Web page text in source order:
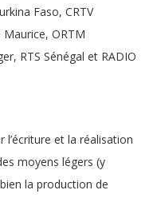
Faso, CRTV
Maurice, ORTM
RTS Sénégal et RADIO
l’écriture et la réalisation
moyens légers (y
la production de